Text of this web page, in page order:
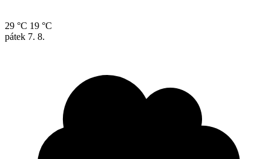
29 °C 19 °C
pátek 7. 8.